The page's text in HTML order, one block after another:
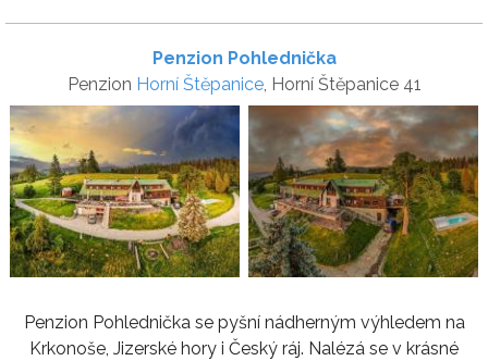
Penzion Pohlednička
Penzion Horní Štěpanice, Horní Štěpanice 41
Penzion Pohlednička se pyšní nádherným výhledem na
Krkonoše, Jizerské hory i Český ráj. Nalézá se v krásné